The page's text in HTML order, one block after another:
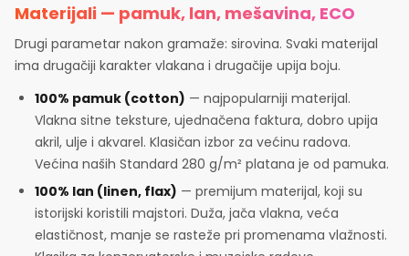
Materijali — pamuk, lan, mešavina, ECO
Drugi parametar nakon gramaže: sirovina. Svaki materijal
ima drugačiji karakter vlakana i drugačije upija boju.
100% pamuk (cotton) — najpopularniji materijal.
Vlakna sitne teksture, ujednačena faktura, dobro upija
akril, ulje i akvarel. Klasičan izbor za većinu radova.
Većina naših Standard 280 g/m² platana je od pamuka.
100% lan (linen, flax) — premijum materijal, koji su
istorijski koristili majstori. Duža, jača vlakna, veća
elastičnost, manje se rasteže pri promenama vlažnosti.